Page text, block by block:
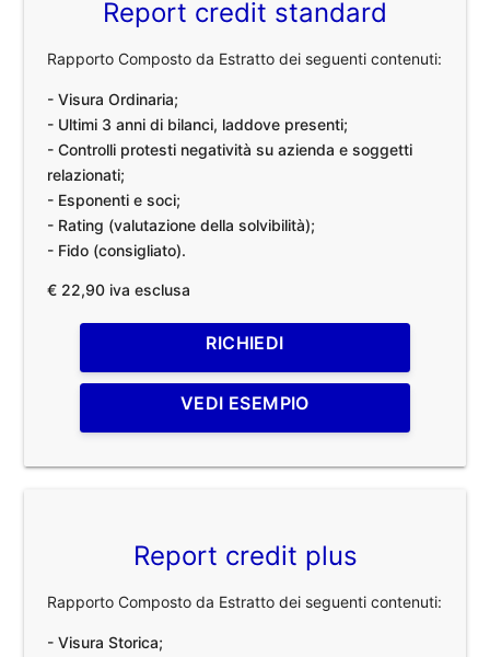
Report credit standard
Rapporto Composto da Estratto dei seguenti contenuti:
- Visura Ordinaria;
- Ultimi 3 anni di bilanci, laddove presenti;
- Controlli protesti negatività su azienda e soggetti
relazionati;
- Esponenti e soci;
- Rating (valutazione della solvibilità);
- Fido (consigliato).
€ 22,90 iva esclusa
RICHIEDI
VEDI ESEMPIO
Report credit plus
Rapporto Composto da Estratto dei seguenti contenuti:
- Visura Storica;